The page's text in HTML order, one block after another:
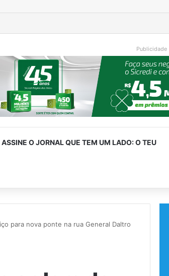
Publicidade
ASSINE O JORNAL QUE TEM UM LADO: O TEU
para nova ponte na rua General Daltro